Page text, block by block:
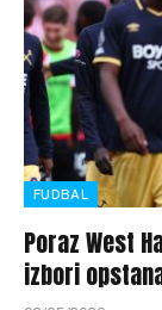
FUDBAL
Poraz West
izbori